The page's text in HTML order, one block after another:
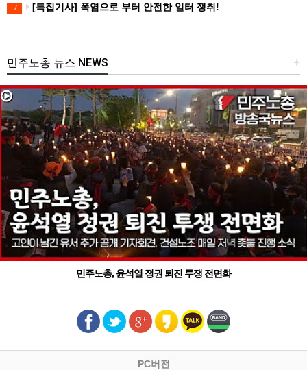
7 [특집기사] 폭염으로 부터 안전한 일터 쟁취!
+
민주노총 뉴스 NEWS
민주노총, 윤석열 정권 퇴진 투쟁 전면화
PC버전